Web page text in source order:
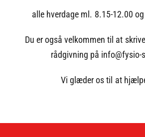
alle hverdage ml. 8.15-12.00
Du er også velkommen til at
rådgivning på info@fysio-
Vi glæder os til at